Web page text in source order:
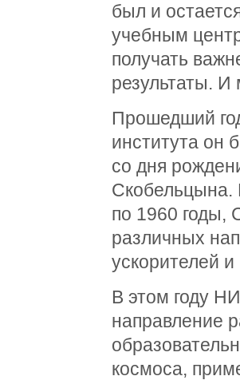
был и
учебным
получать
результаты.
Прошедший
института он
со дня
Скобельцына.
по 1960 годы,
различных
ускорителей и
В этом году
направление
космоса,